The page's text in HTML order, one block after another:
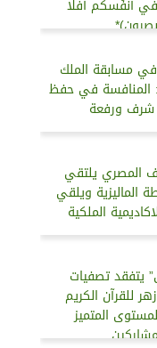
أنفُسكم أفلا
مسابقة الملك
المنافسة في حفظ
شرف ورفعة
المصري يلتقي
الماليزية ويلقي
الملكية
يتفقد تصفيات
للقرآن الكريم
المتميز